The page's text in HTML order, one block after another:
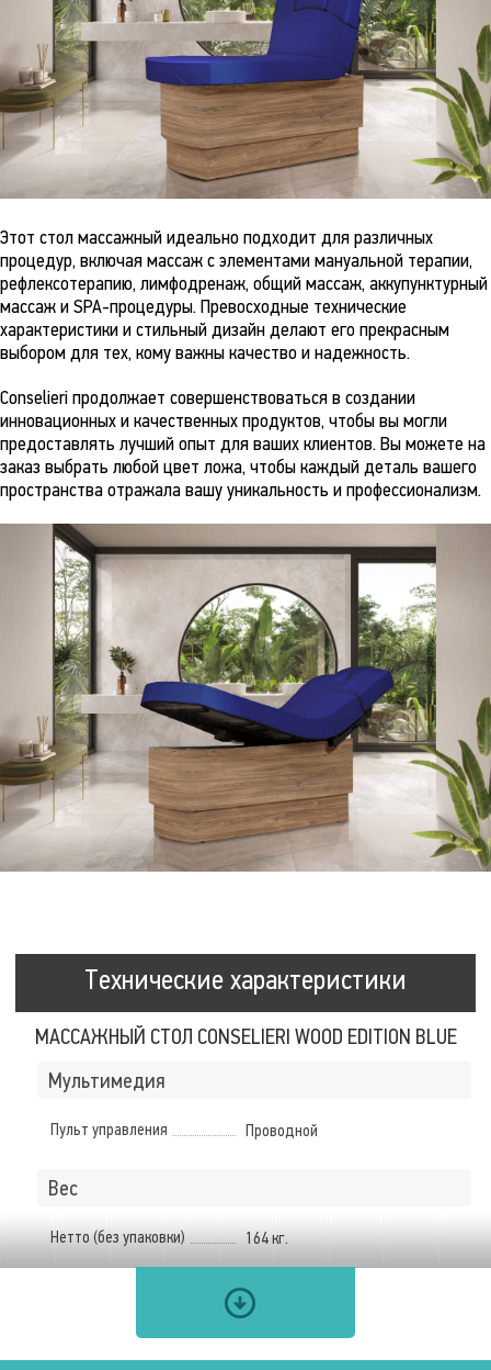
Этот стол массажный идеально подходит для различных
процедур, включая массаж с элементами мануальной терапии,
рефлексотерапию, лимфодренаж, общий массаж, аккупунктурный
массаж и SPA-процедуры. Превосходные технические
характеристики и стильный дизайн делают его прекрасным
выбором для тех, кому важны качество и надежность.
Conselieri продолжает совершенствоваться в создании
инновационных и качественных продуктов, чтобы вы могли
предоставлять лучший опыт для ваших клиентов. Вы можете на
заказ выбрать любой цвет ложа, чтобы каждый деталь вашего
пространства отражала вашу уникальность и профессионализм.
Технические характеристики
МАССАЖНЫЙ СТОЛ CONSELIERI WOOD EDITION BLUE
Мультимедия
Пульт управления Проводной
Вес
Нетто (без упаковки) 164 кг.